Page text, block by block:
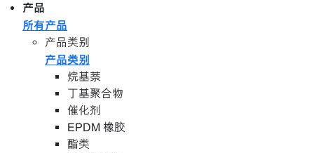
产品
所有产品
产品类别
产品类别
烷基萘
丁基聚合物
催化剂
EPDM 橡胶
酯类